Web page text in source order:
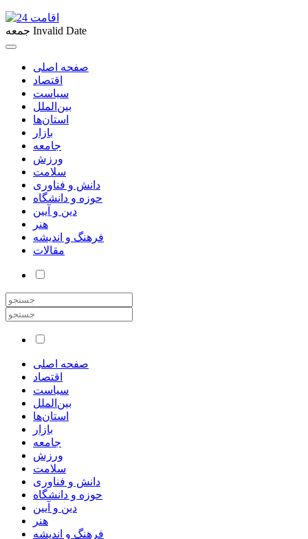
جمعه Invalid Date
صفحه اصلی
اقتصاد
سیاست
بین‌الملل
استان‌ها
بازار
جامعه
ورزش
سلامت
دانش و فناوری
حوزه و دانشگاه
دین و آیین
هنر
فرهنگ و اندیشه
مقالات
صفحه اصلی
اقتصاد
سیاست
بین‌الملل
استان‌ها
بازار
جامعه
ورزش
سلامت
دانش و فناوری
حوزه و دانشگاه
دین و آیین
هنر
فرهنگ و اندیشه